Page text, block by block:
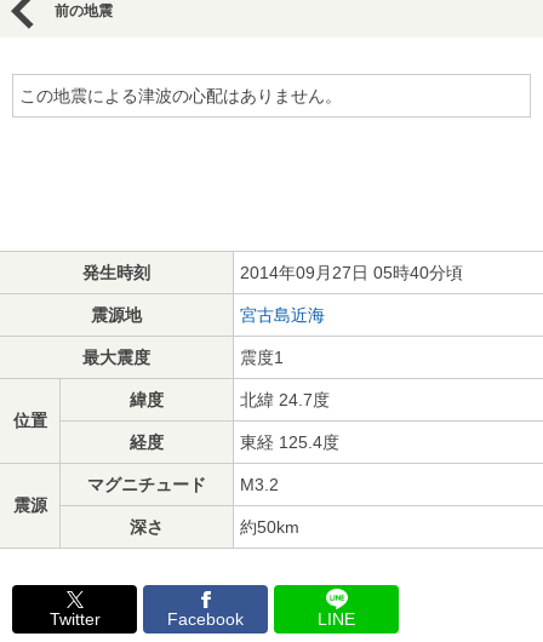
前の地震
この地震による津波の心配はありません。
発生時刻 2014年09月27日 05時40分頃
震源地 宮古島近海
最大震度 震度1
位置
緯度 北緯 24.7度
経度 東経 125.4度
震源
マグニチュード M3.2
深さ 約50km
Twitter Facebook LINE